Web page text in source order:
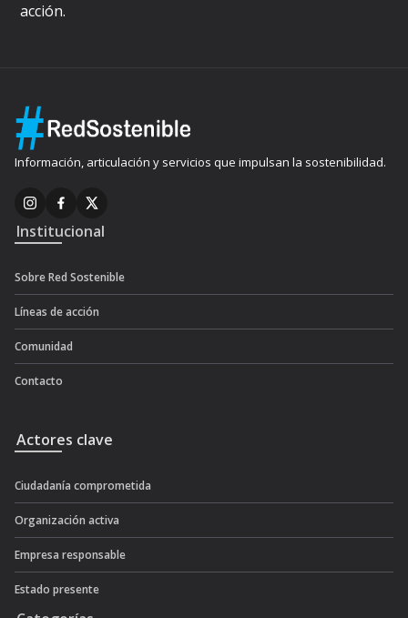
acción.
Información, articulación y servicios que impulsan la sostenibilidad.
Institucional
Sobre Red Sostenible
Líneas de acción
Comunidad
Contacto
Actores clave
Ciudadanía comprometida
Organización activa
Empresa responsable
Estado presente